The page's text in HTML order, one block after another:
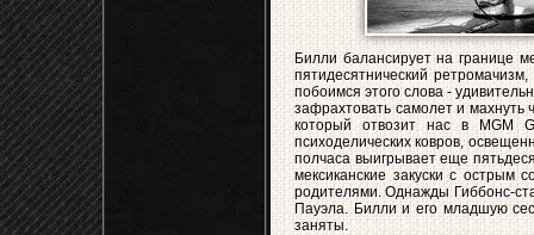
Билли балансирует на границе
пятидесятнический
побоимся этого слова -
зафрахтовать самолет и махнуть
который отвозит нас в MGM
психоделических ковров,
полчаса выигрывает еще
мексиканские закуски с острым
родителями. Однажды Гиббонс-
Пауэла. Билли и его младшую
заняты.